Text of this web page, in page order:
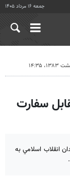
جمعه ۱۶ مرداد ۱۴۰۵
سفارت
انقلاب اسلامي به